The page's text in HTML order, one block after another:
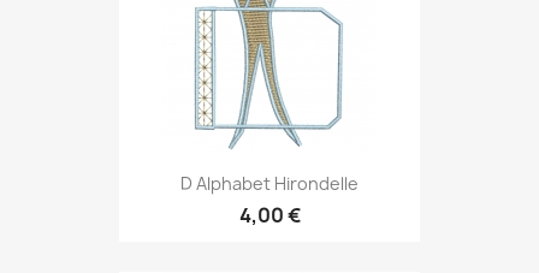
D Alphabet Hirondelle
4,00 €